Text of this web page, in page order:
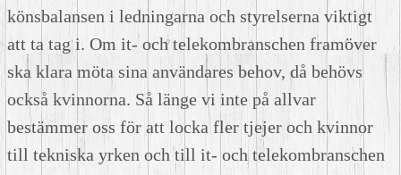
könsbalansen i ledningarna och styrelserna viktigt
att ta tag i. Om it- och telekombranschen framöver
ska klara möta sina användares behov, då behövs
också kvinnorna. Så länge vi inte på allvar
bestämmer oss för att locka fler tjejer och kvinnor
till tekniska yrken och till it- och telekombranschen